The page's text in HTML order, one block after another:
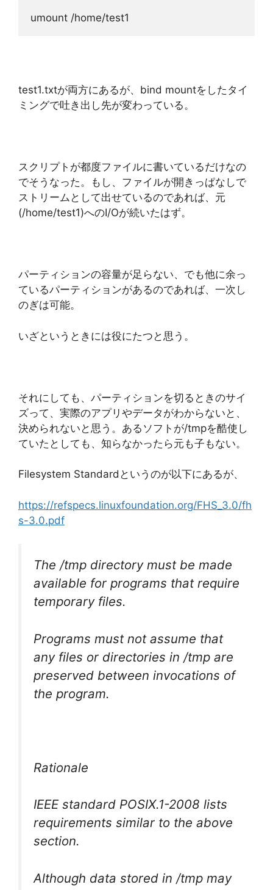
umount /home/test1
test1.txtが両方にあるが、bind mountをしたタイ
ミングで吐き出し先が変わっている。
スクリプトが都度ファイルに書いているだけなの
でそうなった。もし、ファイルが開きっぱなしで
ストリームとして出せているのであれば、元
(/home/test1)へのI/Oが続いたはず。
パーティションの容量が足らない、でも他に余っ
ているパーティションがあるのであれば、一次し
のぎは可能。
いざというときには役にたつと思う。
それにしても、パーティションを切るときのサイ
ズって、実際のアプリやデータがわからないと、
決められないと思う。あるソフトが/tmpを酷使し
ていたとしても、知らなかったら元も子もない。
Filesystem Standardというのが以下にあるが、
https://refspecs.linuxfoundation.org/FHS_3.0/fh
s-3.0.pdf
The /tmp directory must be made
available for programs that require
temporary files.
Programs must not assume that
any files or directories in /tmp are
preserved between invocations of
the program.
Rationale
IEEE standard POSIX.1-2008 lists
requirements similar to the above
section.
Although data stored in /tmp may